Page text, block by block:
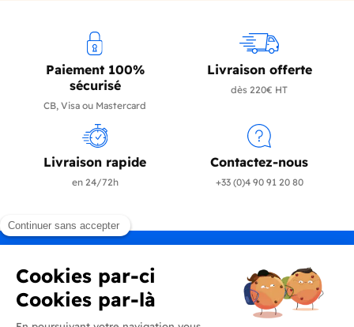
Paiement 100%
sécurisé
CB, Visa ou Mastercard
Livraison offerte
dès 220€ HT
Livraison rapide
en 24/72h
Contactez-nous
+33 (0)4 90 91 20 80